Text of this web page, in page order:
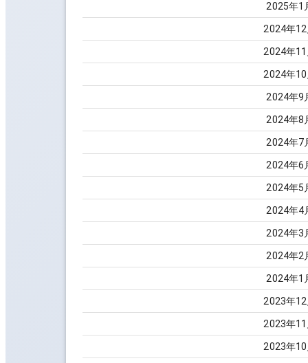
2025年1
2024年12
2024年11
2024年10
2024年9
2024年8
2024年7
2024年6
2024年5
2024年4
2024年3
2024年2
2024年1
2023年12
2023年11
2023年10